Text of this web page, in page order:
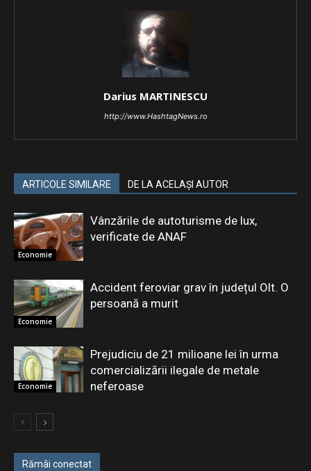
Darius MARTINESCU
http://www.HashtagNews.ro
ARTICOLE SIMILARE DE LA ACELAȘI AUTOR
Economie
Vânzările de autoturisme de lux,
verificate de ANAF
Economie
Accident feroviar grav în județul Olt. O
persoană a murit
Economie
Prejudiciu de 21 milioane lei în urma
comercializării ilegale de metale
neferoase
Rămâi conectat